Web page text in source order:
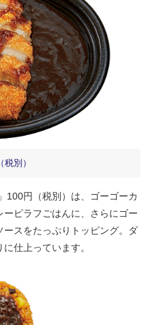
別）
円（税別）は、ゴーゴーカ
ピラフごはんに、さらにゴー
スをたっぷりトッピング。ダ
仕上っています。